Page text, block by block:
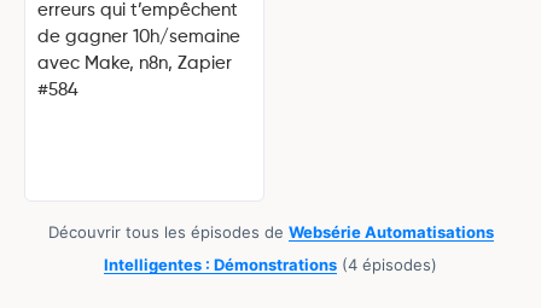
erreurs qui t’empêchent
de gagner 10h/semaine
avec Make, n8n, Zapier
#584
Découvrir tous les épisodes de Websérie Automatisations
Intelligentes : Démonstrations (4 épisodes)